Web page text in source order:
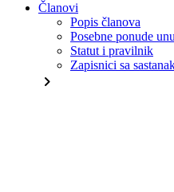
Članovi
Popis članova
Posebne ponude
Statut i pravilnik
Zapisnici sa
chevron_right